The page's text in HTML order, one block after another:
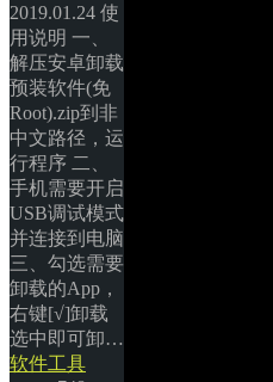
2019.01.24 使
用说明 一、
解压安卓卸载
预装软件(免
Root).zip到非
中文路径，运
行程序 二、
手机需要开启
USB调试模式
并连接到电脑
三、勾选需要
卸载的App，
右键[√]卸载
选中即可卸…
软件工具